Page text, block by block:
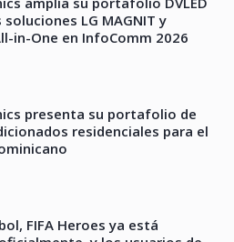
LG MAGNIT y
in-One en InfoComm 2026
presenta su portafolio de
residenciales para el
FIFA Heroes ya está